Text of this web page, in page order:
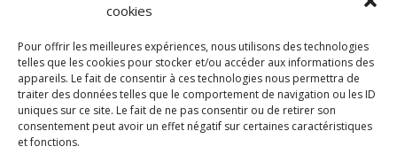
cookies
Pour offrir les meilleures expériences, nous utilisons des technologies
telles que les cookies pour stocker et/ou accéder aux informations des
appareils. Le fait de consentir à ces technologies nous permettra de
traiter des données telles que le comportement de navigation ou les ID
uniques sur ce site. Le fait de ne pas consentir ou de retirer son
consentement peut avoir un effet négatif sur certaines caractéristiques
et fonctions.